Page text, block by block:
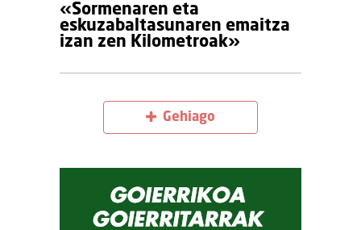
«Sormenaren eta
eskuzabaltasunaren emaitza
izan zen Kilometroak»
Gehiago